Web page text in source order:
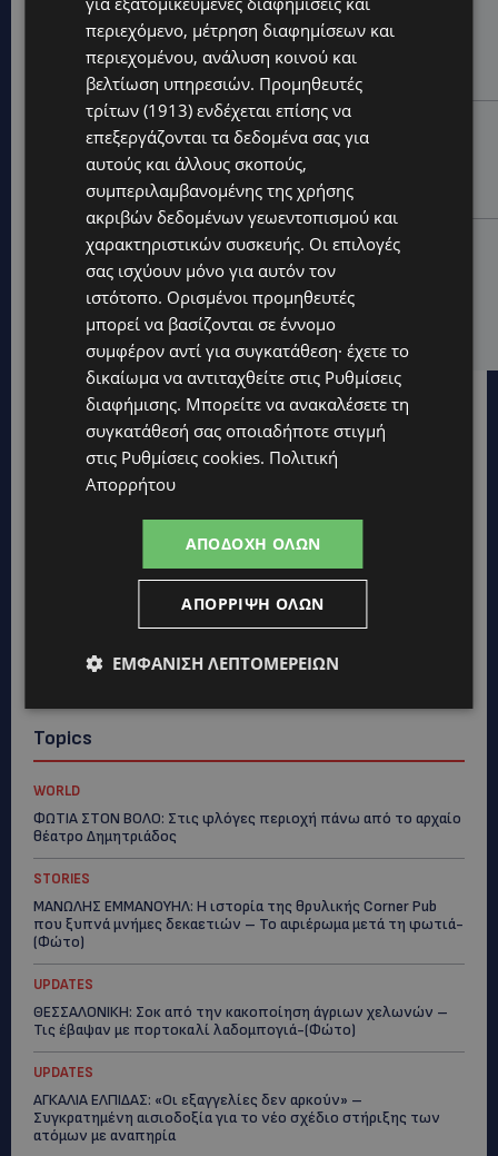
UPDATES
ΘΕΣΣΑΛΟΝΙΚΗ: Σοκ από την κακοποίηση άγριων
χελωνών – Τις έβαψαν με πορτοκαλί λαδομπογιά-
(Φώτο)
UPDATES
ΑΓΚΑΛΙΑ ΕΛΠΙΔΑΣ: «Οι εξαγγελίες δεν αρκούν» –
Συγκρατημένη αισιοδοξία για το νέο σχέδιο
στήριξης των ατόμων με αναπηρία
STORIES
ΟΡΦΕΑΣ ΣΟΛΩΜΟΥ: Ο 10χρονος Κύπριος που
πρωταγωνιστεί στην εκστρατεία εξοικονόμησης
νερού – Απλά βήματα που κάνουν τη διαφορά -
(Βίντεο)
Topics
WORLD
ΦΩΤΙΑ ΣΤΟΝ ΒΟΛΟ: Στις φλόγες περιοχή πάνω από το αρχαίο
θέατρο Δημητριάδος
STORIES
ΜΑΝΩΛΗΣ ΕΜΜΑΝΟΥΗΛ: Η ιστορία της θρυλικής Corner Pub
που ξυπνά μνήμες δεκαετιών – Το αφιέρωμα μετά τη φωτιά-
(Φώτο)
UPDATES
ΘΕΣΣΑΛΟΝΙΚΗ: Σοκ από την κακοποίηση άγριων χελωνών –
Τις έβαψαν με πορτοκαλί λαδομπογιά-(Φώτο)
UPDATES
ΑΓΚΑΛΙΑ ΕΛΠΙΔΑΣ: «Οι εξαγγελίες δεν αρκούν» –
Συγκρατημένη αισιοδοξία για το νέο σχέδιο στήριξης των
ατόμων με αναπηρία
περιεχόμενο, μέτρηση διαφημίσεων και
περιεχομένου, ανάλυση κοινού και
βελτίωση υπηρεσιών. Προμηθευτές
τρίτων (1913) ενδέχεται επίσης να
επεξεργάζονται τα δεδομένα σας για
αυτούς και άλλους σκοπούς,
συμπεριλαμβανομένης της χρήσης
ακριβών δεδομένων γεωεντοπισμού και
χαρακτηριστικών συσκευής. Οι επιλογές
σας ισχύουν μόνο για αυτόν τον
ιστότοπο. Ορισμένοι προμηθευτές
μπορεί να βασίζονται σε έννομο
συμφέρον αντί για συγκατάθεση· έχετε το
δικαίωμα να αντιταχθείτε στις Ρυθμίσεις
διαφήμισης. Μπορείτε να ανακαλέσετε τη
συγκατάθεσή σας οποιαδήποτε στιγμή
στις Ρυθμίσεις cookies. Πολιτική
Απορρήτου
ΑΠΟΔΟΧΉ ΌΛΩΝ
ΑΠΌΡΡΙΨΗ ΌΛΩΝ
ΕΜΦΆΝΙΣΗ ΛΕΠΤΟΜΕΡΕΙΏΝ